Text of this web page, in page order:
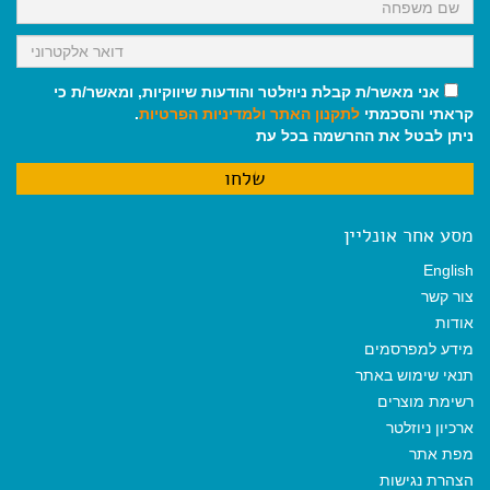
אני מאשר/ת קבלת ניוזלטר והודעות שיווקיות, ומאשר/ת כי
קראתי והסכמתי לתקנון האתר ולמדיניות הפרטיות.
ניתן לבטל את ההרשמה בכל עת
מסע אחר אונליין
English
צור קשר
אודות
מידע למפרסמים
תנאי שימוש באתר
רשימת מוצרים
ארכיון ניוזלטר
מפת אתר
הצהרת נגישות